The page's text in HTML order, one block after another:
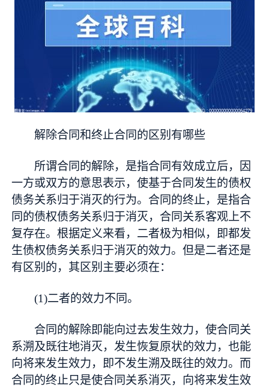
解除合同和终止合同的区别有哪些
所谓合同的解除，是指合同有效成立后，因
一方或双方的意思表示，使基于合同发生的债权
债务关系归于消灭的行为。合同的终止，是指合
同的债权债务关系归于消灭，合同关系客观上不
复存在。根据定义来看，二者极为相似，即都发
生债权债务关系归于消灭的效力。但是二者还是
有区别的，其区别主要必须在：
(1)二者的效力不同。
合同的解除即能向过去发生效力，使合同关
系溯及既往地消灭，发生恢复原状的效力，也能
向将来发生效力，即不发生溯及既往的效力。而
合同的终止只是使合同关系消灭，向将来发生效